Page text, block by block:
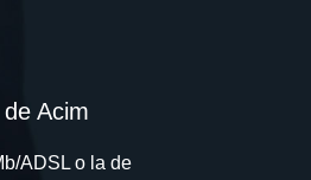
Acim
ADSL o la de